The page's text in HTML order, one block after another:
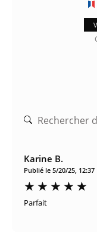
Karine B.
Publié le 5/20/25, 12:37
Parfait